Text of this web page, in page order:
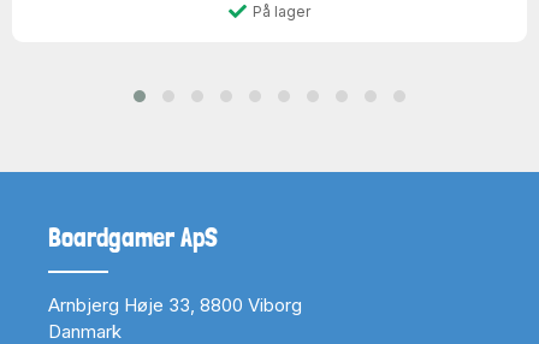
På lager
Boardgamer ApS
Arnbjerg Høje 33, 8800 Viborg
Danmark